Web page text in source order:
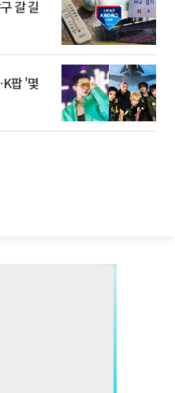
갈 길
팝 '몇